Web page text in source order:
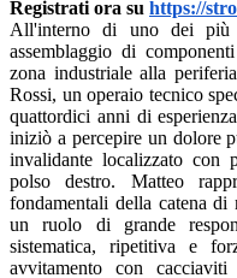
Registrati ora su https://
All'interno di uno dei più
assemblaggio di
zona industriale alla
Rossi, un operaio tecnico
quattordici anni di
iniziò a percepire un dolore
invalidante localizzato con
polso destro. Matteo
fondamentali della catena di
un ruolo di grande
sistematica, ripetitiva e
avvitamento con